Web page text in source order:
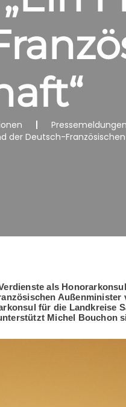
Pressemeldungen
der Deutsch-
als
für die Landkreise
Michel